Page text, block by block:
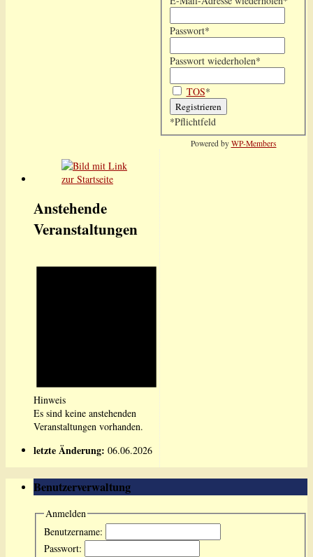
Passwort*
Passwort wiederholen*
TOS*
*Pflichtfeld
Powered by WP-Members
Anstehende
Veranstaltungen
Hinweis
Es sind keine anstehenden
Veranstaltungen vorhanden.
letzte Änderung: 06.06.2026
Benutzerverwaltung
Anmelden
Benutzername:
Passwort: